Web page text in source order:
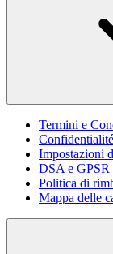
Termini e
Impostazioni
DSA e GPSR
Politica di
Mappa delle